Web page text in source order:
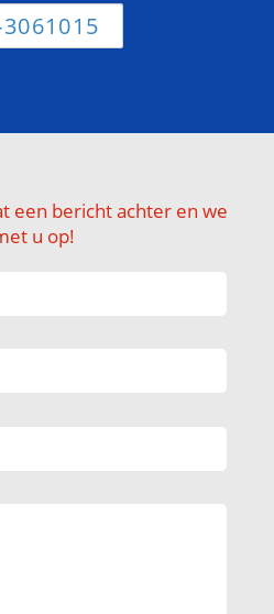
een bericht achter en we
u op!